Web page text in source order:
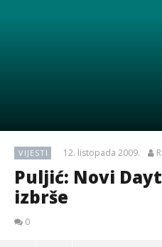
VIJESTI 12. listopada 2009.
Puljić: Novi
izbrše
0